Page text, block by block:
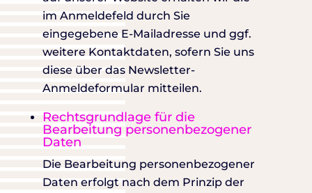
im Anmeldefeld durch Sie
eingegebene E-Mailadresse und ggf.
weitere Kontaktdaten, sofern Sie uns
diese über das Newsletter-
Anmeldeformular mitteilen.
Rechtsgrundlage für die
Bearbeitung personenbezogener
Daten
Die Bearbeitung personenbezogener
Daten erfolgt nach dem Prinzip der